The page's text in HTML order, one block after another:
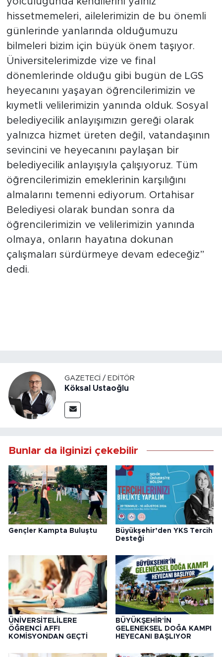
hissetmemeleri, ailelerimizin de bu önemli
günlerinde yanlarında olduğumuzu
bilmeleri bizim için büyük önem taşıyor.
Üniversitelerimizde vize ve final
dönemlerinde olduğu gibi bugün de LGS
heyecanını yaşayan öğrencilerimizin ve
kıymetli velilerimizin yanında olduk. Sosyal
belediyecilik anlayışımızın gereği olarak
yalnızca hizmet üreten değil, vatandaşının
sevincini ve heyecanını paylaşan bir
belediyecilik anlayışıyla çalışıyoruz. Tüm
öğrencilerimizin emeklerinin karşılığını
almalarını temenni ediyorum. Ortahisar
Belediyesi olarak bundan sonra da
öğrencilerimizin ve velilerimizin yanında
olmaya, onların hayatına dokunan
çalışmaları sürdürmeye devam edeceğiz”
dedi.
GAZETECI / EDITÖR
Köksal Ustaoğlu
Bunlar da ilginizi çekebilir
Gençler Kampta Buluştu
Büyükşehir’den YKS Tercih
Desteği
ÜNİVERSİTELİLERE
ÖĞRENCİ AFFI
KOMİSYONDAN GEÇTİ
BÜYÜKŞEHİR'İN
GELENEKSEL DOĞA KAMPI
HEYECANI BAŞLIYOR